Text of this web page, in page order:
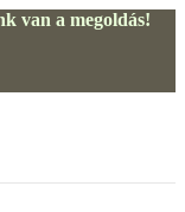
van a megoldás!